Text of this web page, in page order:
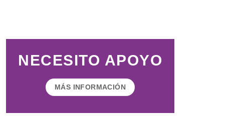
NECESITO APOYO
MÁS INFORMACIÓN